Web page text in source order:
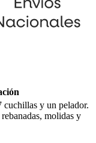
y un pelador.
molidas y